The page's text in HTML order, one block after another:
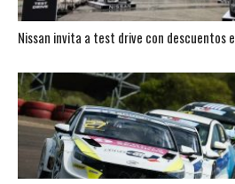
Nissan invita a test drive con descuentos